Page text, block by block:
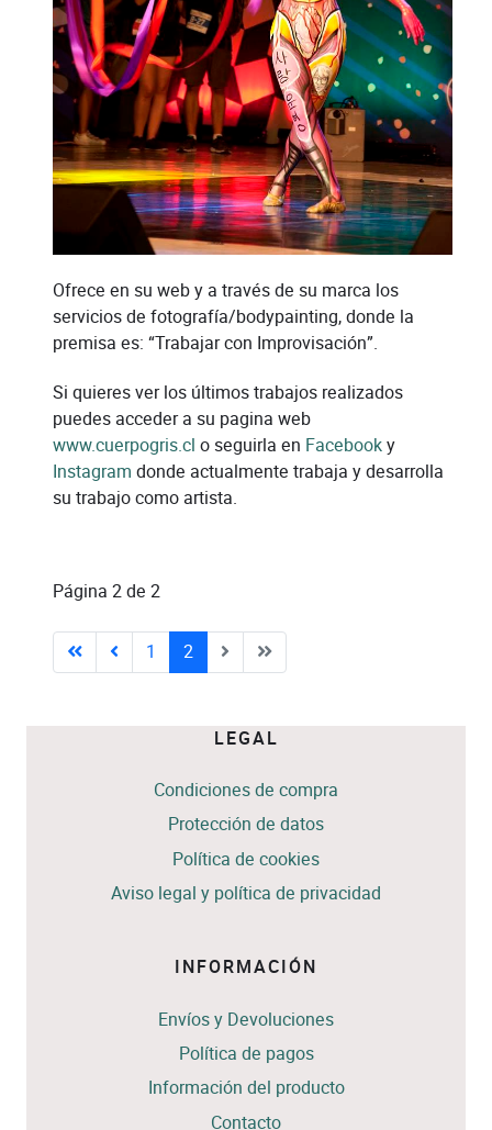
Ofrece en su web y a través de su marca los
servicios de fotografía/bodypainting, donde la
premisa es: “Trabajar con Improvisación”.
Si quieres ver los últimos trabajos realizados
puedes acceder a su pagina web
www.cuerpogris.cl o seguirla en Facebooky
Instagram donde actualmente trabaja y desarrolla
su trabajo como artista.
Página 2 de 2
1 2
LEGAL
Condiciones de compra
Protección de datos
Política de cookies
Aviso legal y política de privacidad
INFORMACIÓN
Envíos y Devoluciones
Política de pagos
Información del producto
Contacto